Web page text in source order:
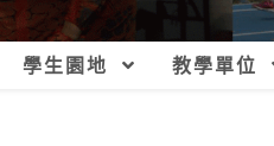
學生園地 教學單位